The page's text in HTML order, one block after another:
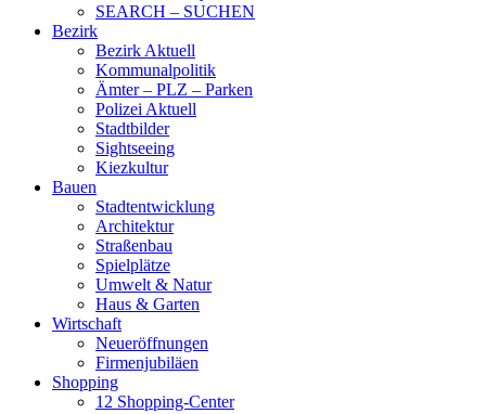
SEARCH – SUCHEN
Bezirk
Bezirk Aktuell
Kommunalpolitik
Ämter – PLZ – Parken
Polizei Aktuell
Stadtbilder
Sightseeing
Kiezkultur
Bauen
Stadtentwicklung
Architektur
Straßenbau
Spielplätze
Umwelt & Natur
Haus & Garten
Wirtschaft
Neueröffnungen
Firmenjubiläen
Shopping
12 Shopping-Center